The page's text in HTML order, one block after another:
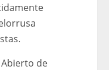
de